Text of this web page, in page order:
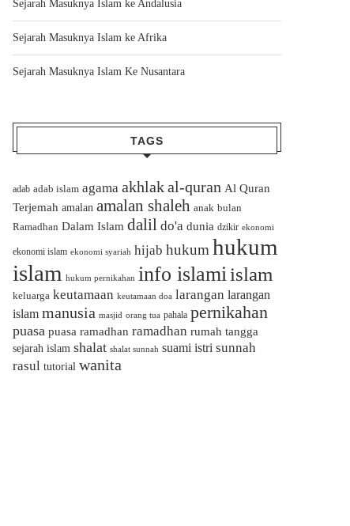
Sejarah Masuknya Islam ke Andalusia
Sejarah Masuknya Islam ke Afrika
Sejarah Masuknya Islam Ke Nusantara
TAGS
adab adab islam agama akhlakal-quran Al Quran
Terjemah amalan amalan shaleh anak bulan
Ramadhan Dalam Islam dalil do'a dunia dzikir ekonomi
ekonomi islam ekonomi syariah hijab hukum hukum
islam hukum pernikahan info islamiislam
keluarga keutamaan keutamaan doa larangan larangan
islam manusia masjid orang tua pahala pernikahan
puasa puasa ramadhan ramadhan rumah tangga
sejarah islam shalat shalat sunnah suami istri sunnah
rasul tutorial wanita